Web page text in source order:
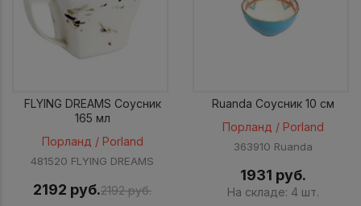
FLYING DREAMS Соусник
165 мл
Порланд / Porland
481520 FLYING DREAMS
2192 руб.2192 руб.
Ruanda Соусник 10 см
Порланд / Porland
363910 Ruanda
1931 руб.
На складе: 4 шт.